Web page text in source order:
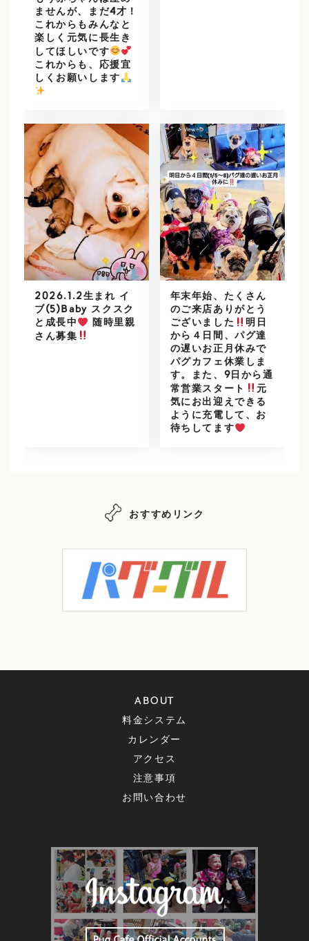
ませんが、まだ4才！
これからもみんなと
楽しく元気に長生き
してほしいです
これからも、応援宜
しくお願いします
2026.1.2生まれ イ
ブ(5)Baby スクスク
と成長中
随時里親
さん募集
年末年始、たくさん
のご来店ありがとう
ございました
明日
から４日間、パグ達
の遅いお正月休みで
パグカフェ休業しま
す。また、9日から通
常営業スタート
元
気にお出迎えできる
ように充電して、お
待ちしてます
おすすめリンク
ABOUT
料金システム
カレンダー
アクセス
注意事項
お問い合わせ